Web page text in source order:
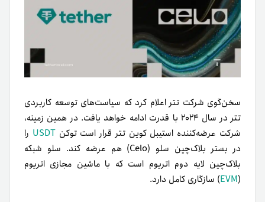
سخن‌گوی شرکت تتر اعلام کرد که سیاست‌های توسعه کاربردی
تتر در سال ۲۰۲۴ با قدرت ادامه خواهد یافت. در همین زمینه،
شرکت عرضه‌کننده استیبل کوین تتر قرار است توکنUSDT را
در بستر بلاک‌چین سلو (Celo) هم عرضه کند. سلو شبکه
بلاک‌چین لایه دوم اتریوم است که با ماشین مجازی اتریوم
(
EVM) سازگاری کامل دارد.